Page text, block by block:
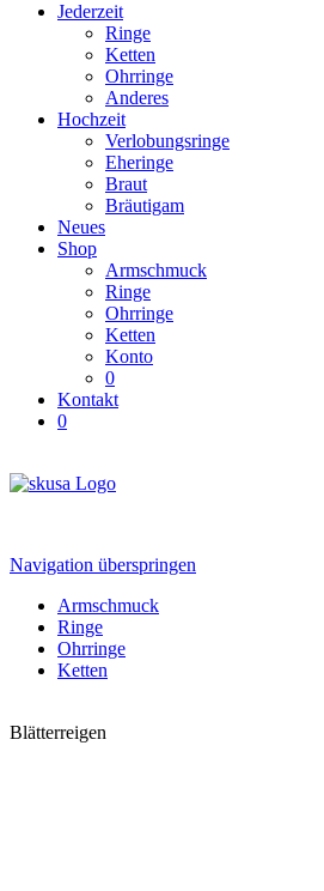
Jederzeit
Ringe
Ketten
Ohrringe
Anderes
Hochzeit
Verlobungsringe
Eheringe
Braut
Bräutigam
Neues
Shop
Armschmuck
Ringe
Ohrringe
Ketten
Konto
0
Kontakt
0
Navigation überspringen
Armschmuck
Ringe
Ohrringe
Ketten
Blätterreigen